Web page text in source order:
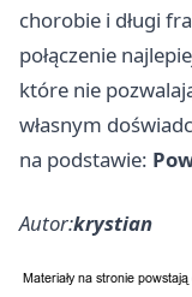
chorobie i długi
połączenie
które nie
własnym
na podstawie:
Autor:krystian